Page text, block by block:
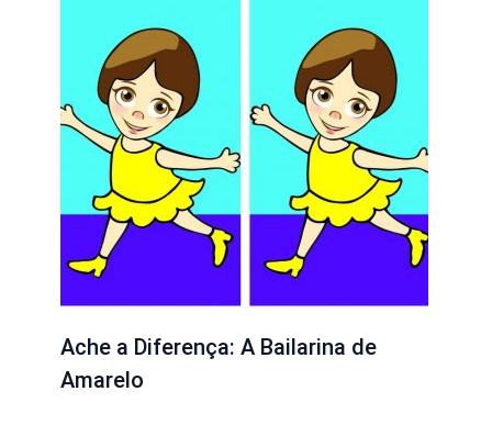
Ache a Diferença: A Bailarina de
Amarelo